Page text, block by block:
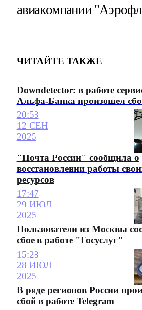
авиакомпании
ЧИТАЙТЕ ТАКЖЕ
Downdetector: в работе
Альфа-Банка произошел
20:53
12 СЕН
2025
"Почта России" сообщила о
восстановлении работы
ресурсов
17:47
29 ИЮЛ
2025
Пользователи из Москвы
сбое в работе "Госуслуг"
15:28
28 ИЮЛ
2025
В ряде регионов России
сбой в работе Telegram